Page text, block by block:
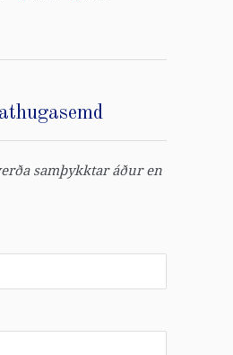
samþykktar áður en